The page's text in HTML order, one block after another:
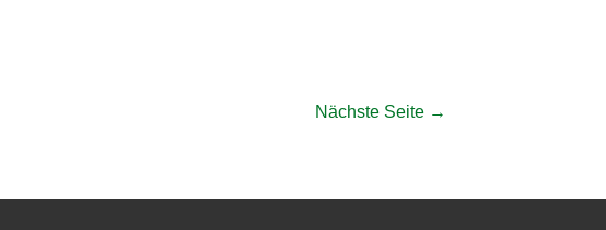
Nächste Seite →